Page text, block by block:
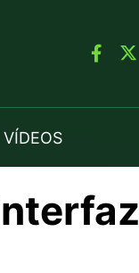
VÍDEOS